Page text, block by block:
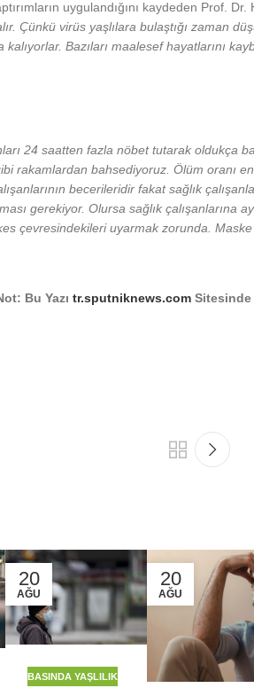
uygulandığını kaydeden Prof. Dr.
Çünkü virüs yaşlılara bulaştığı zaman
Bazıları maalesef hayatlarını
24 saatten fazla nöbet tutarak oldukça
rakamlardan bahsediyoruz. Ölüm oranı
becerileridir fakat sağlık
gerekiyor. Olursa sağlık çalışanlarına
çevresindekileri uyarmak zorunda.
Bu Yazı tr.sputniknews.comSitesinde
20
AĞU
BASINDA YAŞLILIK
20
AĞU